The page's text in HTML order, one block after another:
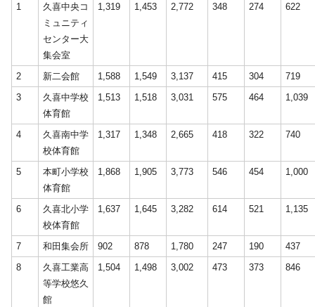
1
久喜中央コ
ミュニティ
センター大
集会室
1,319 1,453 2,772 348 274 622
2 新二会館 1,588 1,549 3,137 415 304
719
3
久喜中学校
体育館
1,513 1,518 3,031 575 464 1,039
4
久喜南中学
校体育館
1,317 1,348 2,665 418 322 740
5
本町小学校
体育館
1,868 1,905 3,773 546 454 1,000
6
久喜北小学
校体育館
1,637 1,645 3,282 614 521 1,135
7 和田集会所 902 878 1,780 247 190
437
8
久喜工業高
等学校悠久
館
1,504 1,498 3,002 473 373 846